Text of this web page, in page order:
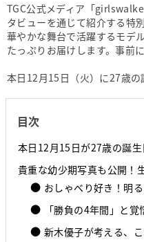
TGC公式メディア「
タビューを通じて紹介する特
華やかな舞台で活躍するモデ
たっぷりお届けします。事前
本日12月15日（火）に27歳の
目次
本日12月15日が27歳の誕生
貴重な幼少期写真も公開！
おしゃべり好き！明
「勝負の4年間」と
新木優子が考える、